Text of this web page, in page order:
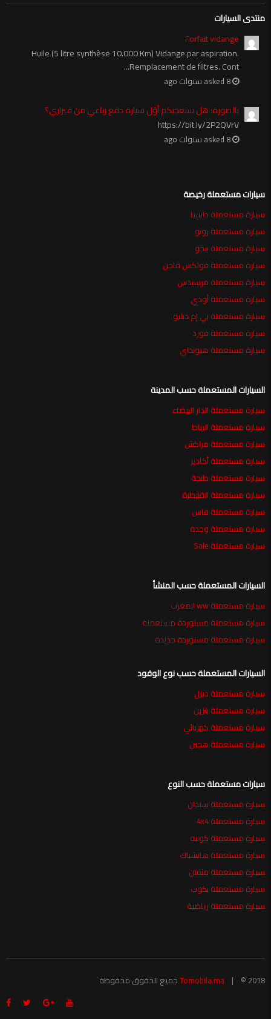
منتدى السيارات
Forfait vidange
Huile (5 litre synthèse 10.000 Km) Vidange par aspiration.
Remplacement de filtres. Cont...
بالصورة: هل ستعجبكم أوّل سيارة دفع رباعي من فيراري؟
https://bit.ly/2P2QVrV
سيارات مستعملة رخيصة
سيارة مستعملة داسيا
سيارة مستعملة رونو
سيارة مستعملة بيجو
سيارة مستعملة فولكس فاجن
سيارة مستعملة مرسيدس
سيارة مستعملة أودي
سيارة مستعملة بي إم دبليو
سيارة مستعملة فورد
سيارة مستعملة هيونداي
السيارات المستعملة حسب المدينة
سيارة مستعملة الدار البيضاء
سيارة مستعملة الرباط
سيارة مستعملة مراكش
سيارة مستعملة أكادير
سيارة مستعملة طنجة
سيارة مستعملة القنيطرة
سيارة مستعملة فاس
سيارة مستعملة وجدة
سيارة مستعملة Sale
السيارات المستعملة حسب المنشأ
سيارة مستعملة ww المغرب
سيارة مستعملة مستوردة مستعملة
سيارة مستعملة مستوردة جديدة
السيارات المستعملة حسب نوع الوقود
سيارة مستعملة ديزل
سيارة مستعملة بنزين
سيارة مستعملة كهربائي
سيارة مستعملة هجين
سيارات مستعملة حسب النوع
سيارة مستعملة سيدان
سيارة مستعملة 4x4
سيارة مستعملة كوبيه
سيارة مستعملة هاتشباك
سيارة مستعملة منفان
سيارة مستعملة بكوب
سيارة مستعملة رياضية
Tomobila.ma © 2018 جميع الحقوق محفوظة